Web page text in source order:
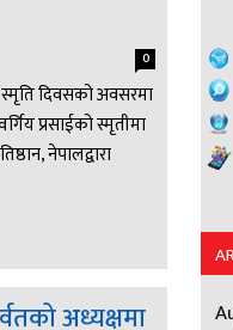
0
स्मृति दिवसको अवसरमा
प्रसाईको स्मृतीमा
नेपालद्वारा
अध्यक्षमा